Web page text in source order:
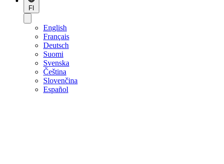
FI
English
Français
Deutsch
Suomi
Svenska
Čeština
Slovenčina
Español